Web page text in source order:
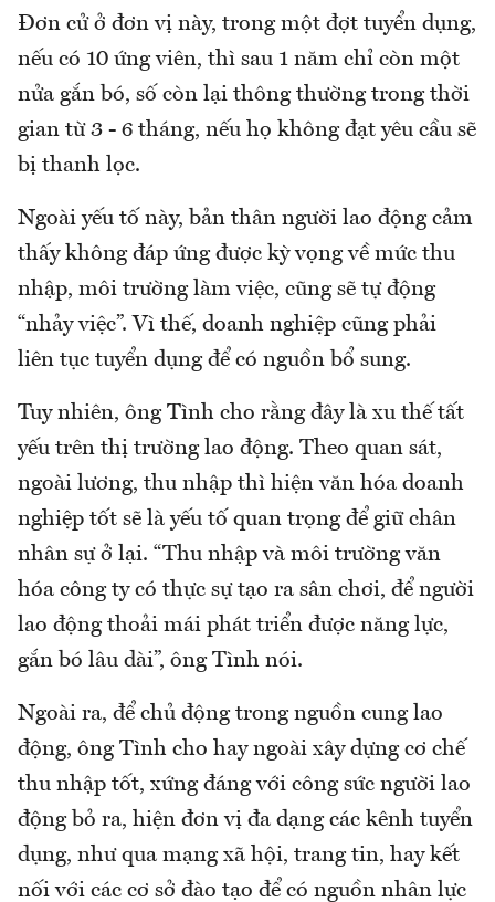
Đơn cử ở đơn vị này, trong một đợt tuyển dụng,
nếu có 10 ứng viên, thì sau 1 năm chỉ còn một
nửa gắn bó, số còn lại thông thường trong thời
gian từ 3 - 6 tháng, nếu họ không đạt yêu cầu sẽ
bị thanh lọc.
Ngoài yếu tố này, bản thân người lao động cảm
thấy không đáp ứng được kỳ vọng về mức thu
nhập, môi trường làm việc, cũng sẽ tự động
“nhảy việc”. Vì thế, doanh nghiệp cũng phải
liên tục tuyển dụng để có nguồn bổ sung.
Tuy nhiên, ông Tình cho rằng đây là xu thế tất
yếu trên thị trường lao động. Theo quan sát,
ngoài lương, thu nhập thì hiện văn hóa doanh
nghiệp tốt sẽ là yếu tố quan trọng để giữ chân
nhân sự ở lại. “Thu nhập và môi trường văn
hóa công ty có thực sự tạo ra sân chơi, để người
lao động thoải mái phát triển được năng lực,
gắn bó lâu dài”, ông Tình nói.
Ngoài ra, để chủ động trong nguồn cung lao
động, ông Tình cho hay ngoài xây dựng cơ chế
thu nhập tốt, xứng đáng với công sức người lao
động bỏ ra, hiện đơn vị đa dạng các kênh tuyển
dụng, như qua mạng xã hội, trang tin, hay kết
nối với các cơ sở đào tạo để có nguồn nhân lực